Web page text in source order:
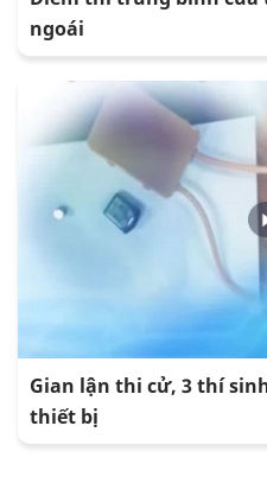
ngoái
Gian lận thi cử, 3 thí
thiết bị